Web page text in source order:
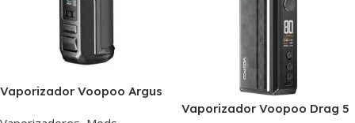
Vaporizador Voopoo Argus
Vaporizador Voopoo Drag 5